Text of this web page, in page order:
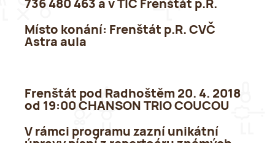
736 480 463 a v TIC Frenštát p.R.
Místo konání: Frenštát p.R. CVČ
Astra aula
Frenštát pod Radhoštěm 20. 4. 2018
od 19:00 CHANSON TRIO COUCOU
V rámci programu zazní unikátní